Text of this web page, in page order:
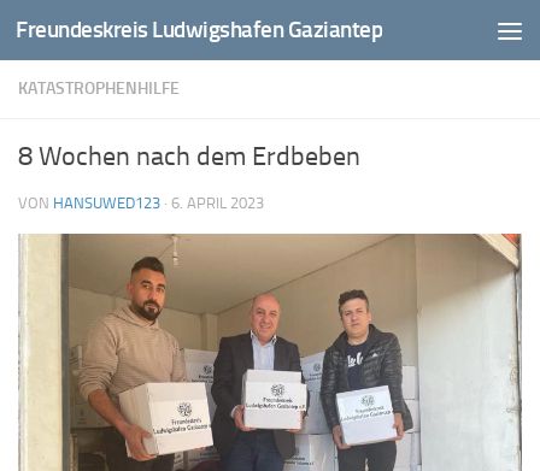
Zum Inhalt springen
Freundeskreis Ludwigshafen Gaziantep
KATASTROPHENHILFE
8 Wochen nach dem Erdbeben
VON HANSUWED123 · 6. APRIL 2023